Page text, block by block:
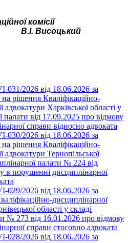
комісії
В.І. Висоцький
2026 від 18.06.2026 за
Кваліфікаційно-
адвокатури Харківської області у
палати від 17.09.2025 про відмову
справи відносно адвоката
2026 від 18.06.2026 за
Кваліфікаційно-
адвокатури Тернопільської
палати № 224 від
в порушенні дисциплінарної
2026 від 18.06.2026 за
дисциплінарної
області у складі
№ 273 від 16.01.2026 про відмову
справи стосовно адвоката
2026 від 18.06.2026 за